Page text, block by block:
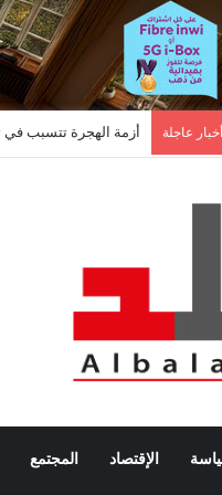
أخبار عاجلة
الإقتصاد المجتمع